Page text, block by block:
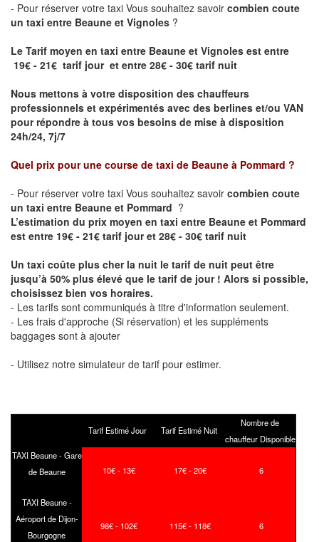
- Pour réserver votre taxi Vous souhaitez savoir combien coute
un taxi entre Beaune et Vignoles ?
Le Tarif moyen en taxi entre Beaune et Vignoles est entre
19€ - 21€ tarif jour et entre 28€ - 30€ tarif nuit
Nous mettons à votre disposition des chauffeurs
professionnels et expérimentés avec des berlines et/ou VAN
pour répondre à tous vos besoins de mise à disposition
24h/24, 7j/7
Quel prix pour une course de taxi de Beaune à Pommard ?
- Pour réserver votre taxi Vous souhaitez savoir combien coute
un taxi entre Beaune et Pommard ?
L’estimation du prix moyen en taxi entre Beaune et Pommard
est entre 19€ - 21€ tarif jour et 28€ - 30€ tarif nuit
Un taxi coûte plus cher la nuit le tarif de nuit peut être
jusqu’à 50% plus élevé que le tarif de jour ! Alors si possible,
choisissez bien vos horaires.
- Les tarifs sont communiqués à titre d'information seulement.
- Les frais d'approche (Si réservation) et les suppléments
baggages sont à ajouter
- Utilisez notre simulateur de tarif pour estimer.
Tarif Estimé Jour Tarif Estimé Nuit
Nombre de
chauffeur Disponible
TAXI Beaune - Gare
de Beaune
10€ - 13€ 17€ - 20€ 6
TAXI Beaune -
Aéroport de Dijon-
Bourgogne
98€ - 102€ 115€ - 118€ 6